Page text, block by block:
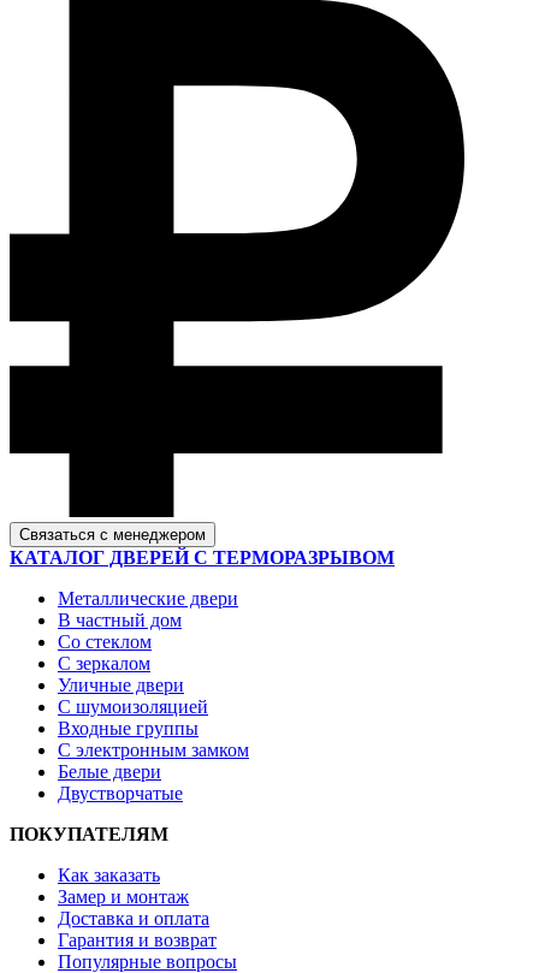
Связаться с менеджером
КАТАЛОГ ДВЕРЕЙ С ТЕРМОРАЗРЫВОМ
Металлические двери
В частный дом
Со стеклом
С зеркалом
Уличные двери
С шумоизоляцией
Входные группы
С электронным замком
Белые двери
Двустворчатые
ПОКУПАТЕЛЯМ
Как заказать
Замер и монтаж
Доставка и оплата
Гарантия и возврат
Популярные вопросы